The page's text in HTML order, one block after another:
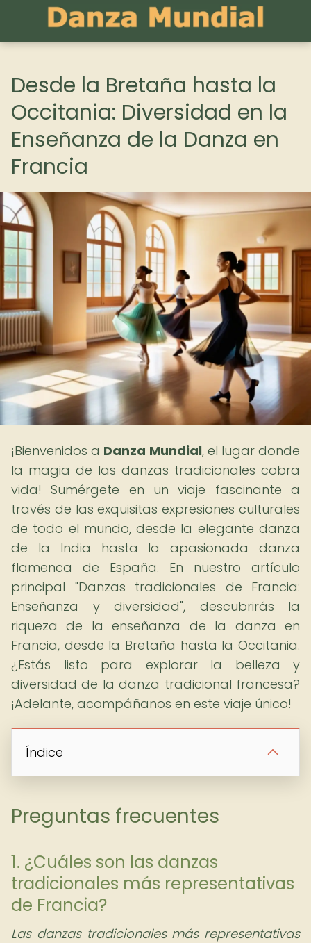
Desde la Bretaña hasta la
Occitania: Diversidad en la
Enseñanza de la Danza en
Francia
¡Bienvenidos a Danza Mundial, el lugar donde
la magia de las danzas tradicionales cobra
vida! Sumérgete en un viaje fascinante a
través de las exquisitas expresiones culturales
de todo el mundo, desde la elegante danza
de la India hasta la apasionada danza
flamenca de España. En nuestro artículo
principal "Danzas tradicionales de Francia:
Enseñanza y diversidad", descubrirás la
riqueza de la enseñanza de la danza en
Francia, desde la Bretaña hasta la Occitania.
¿Estás listo para explorar la belleza y
diversidad de la danza tradicional francesa?
¡Adelante, acompáñanos en este viaje único!
Índice
Preguntas frecuentes
1. ¿Cuáles son las danzas
tradicionales más representativas
de Francia?
Las danzas tradicionales más representativas